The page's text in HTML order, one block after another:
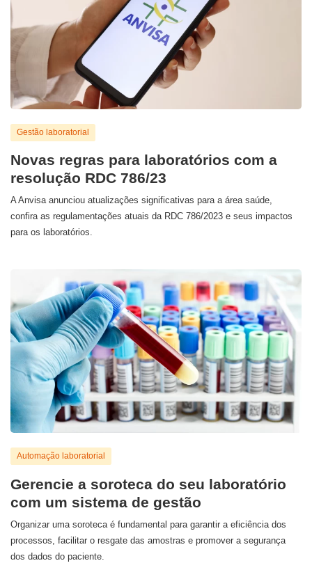
Gestão laboratorial
Novas regras para laboratórios com a
resolução RDC 786/23
A Anvisa anunciou atualizações significativas para a área saúde,
confira as regulamentações atuais da RDC 786/2023 e seus impactos
para os laboratórios.
Automação laboratorial
Gerencie a soroteca do seu laboratório
com um sistema de gestão
Organizar uma soroteca é fundamental para garantir a eficiência dos
processos, facilitar o resgate das amostras e promover a segurança
dos dados do paciente.